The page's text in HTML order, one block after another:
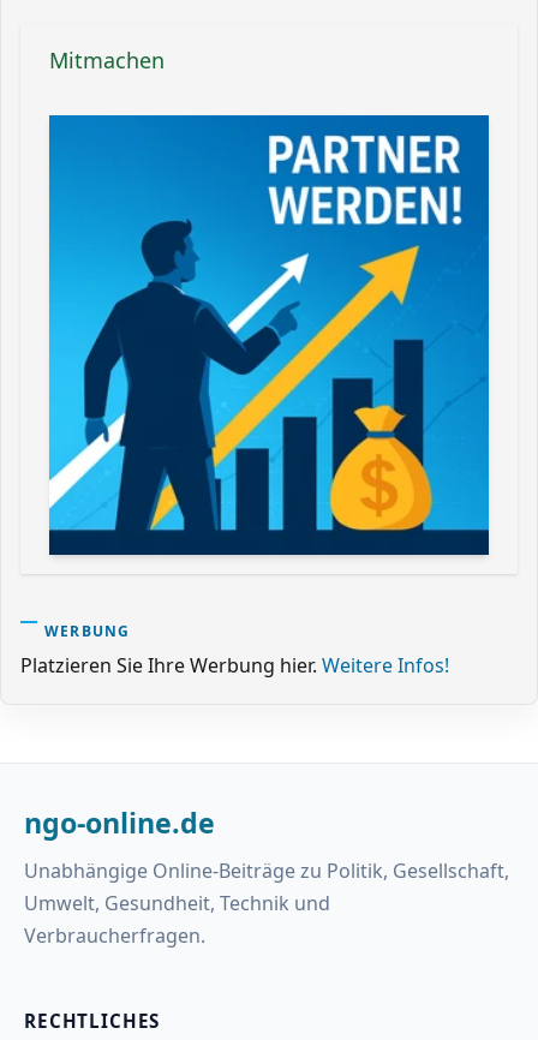
Mitmachen
WERBUNG
Platzieren Sie Ihre Werbung hier. Weitere Infos!
ngo-online.de
Unabhängige Online-Beiträge zu Politik, Gesellschaft,
Umwelt, Gesundheit, Technik und
Verbraucherfragen.
RECHTLICHES